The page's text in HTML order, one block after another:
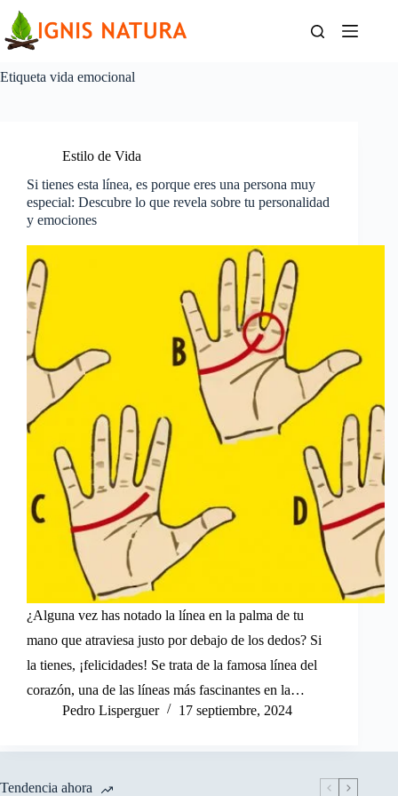
contenido
Etiqueta vida emocional
Estilo de Vida
Si tienes esta línea, es porque eres una persona muy
especial: Descubre lo que revela sobre tu personalidad
y emociones
¿Alguna vez has notado la línea en la palma de tu
mano que atraviesa justo por debajo de los dedos? Si
la tienes, ¡felicidades! Se trata de la famosa línea del
corazón, una de las líneas más fascinantes en la…
Pedro Lisperguer
17 septiembre, 2024
Tendencia ahora